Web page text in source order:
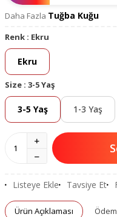
Daha Fazla Tuğba Kuğu
Renk : Ekru
Ekru
Size : 3-5 Yaş
3-5 Yaş 1-3 Yaş
Listeye Ekle Tavsiye Et
Ürün Açıklaması